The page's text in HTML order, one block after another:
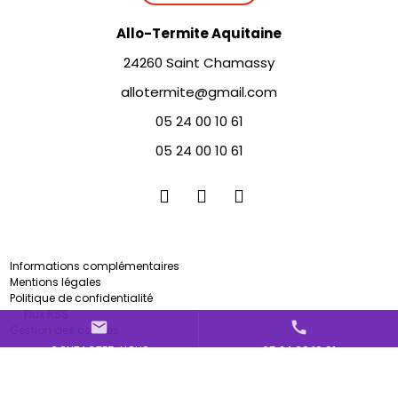
mail
CONTACTEZ-NOUS
call
05 24 00 10 61
Allo-Termite Aquitaine
24260 Saint Chamassy
allotermite@gmail.com
05 24 00 10 61
05 24 00 10 61
Informations complémentaires
Mentions légales
Politique de confidentialité
Flux RSS
Gestion des cookies